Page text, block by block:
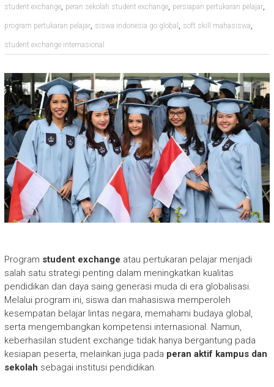
student exchange, peran sekolah student exchange, persiapan pertukaran pelajar,
program pertukaran pelajar, siswa indonesia go global , soft skill mahasiswa,
student exchange internasional
Program student exchange atau pertukaran pelajar menjadi
salah satu strategi penting dalam meningkatkan kualitas
pendidikan dan daya saing generasi muda di era globalisasi.
Melalui program ini, siswa dan mahasiswa memperoleh
kesempatan belajar lintas negara, memahami budaya global,
serta mengembangkan kompetensi internasional. Namun,
keberhasilan student exchange tidak hanya bergantung pada
kesiapan peserta, melainkan juga pada peran aktif kampus dan
sekolah sebagai institusi pendidikan.